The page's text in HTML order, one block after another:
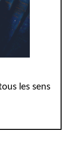
les sens